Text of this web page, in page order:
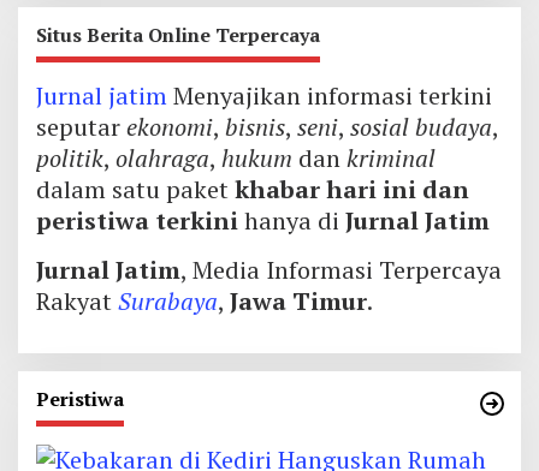
Situs Berita Online Terpercaya
Jurnal jatimMenyajikan informasi terkini
seputarekonomi, bisnis, seni, sosial budaya,
politik, olahraga, hukum dankriminal
dalam satu paketkhabar hari ini dan
peristiwa terkinihanya di Jurnal Jatim
Jurnal Jatim, Media Informasi Terpercaya
RakyatSurabaya, Jawa Timur.
Peristiwa